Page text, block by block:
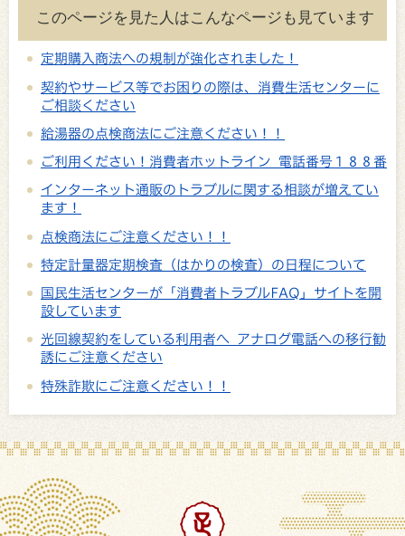
このページを見た人はこんなページも見ています
定期購入商法への規制が強化されました！
契約やサービス等でお困りの際は、消費生活センターに
ご相談ください
給湯器の点検商法にご注意ください！！
ご利用ください！消費者ホットライン 電話番号１８８番
インターネット通販のトラブルに関する相談が増えてい
ます！
点検商法にご注意ください！！
特定計量器定期検査（はかりの検査）の日程について
国民生活センターが「消費者トラブルFAQ」サイトを開
設しています
光回線契約をしている利用者へ アナログ電話への移行勧
誘にご注意ください
特殊詐欺にご注意ください！！